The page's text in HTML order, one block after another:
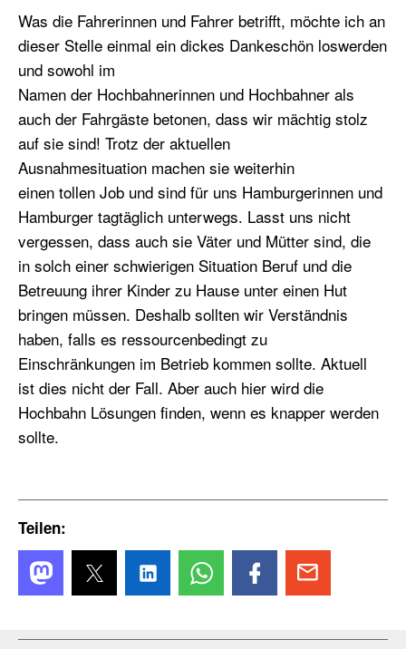
Was die Fahrerinnen und Fahrer betrifft, möchte ich an
dieser Stelle einmal ein dickes Dankeschön loswerden
und sowohl im
Namen der Hochbahnerinnen und Hochbahner als
auch der Fahrgäste betonen, dass wir mächtig stolz
auf sie sind! Trotz der aktuellen
Ausnahmesituation machen sie weiterhin
einen tollen Job und sind für uns Hamburgerinnen und
Hamburger tagtäglich unterwegs. Lasst uns nicht
vergessen, dass auch sie Väter und Mütter sind, die
in solch einer schwierigen Situation Beruf und die
Betreuung ihrer Kinder zu Hause unter einen Hut
bringen müssen. Deshalb sollten wir Verständnis
haben, falls es ressourcenbedingt zu
Einschränkungen im Betrieb kommen sollte. Aktuell
ist dies nicht der Fall. Aber auch hier wird die
Hochbahn Lösungen finden, wenn es knapper werden
sollte.
Teilen: